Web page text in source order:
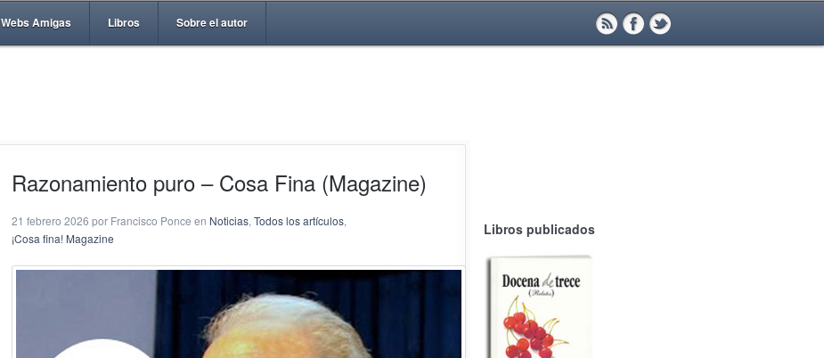
Webs Amigas Libros Sobre el autor
Libros publicados
Razonamiento puro – Cosa Fina (Magazine)
21 febrero 2026 por Francisco Ponce en Noticias, Todos los artículos,
¡Cosa fina! Magazine